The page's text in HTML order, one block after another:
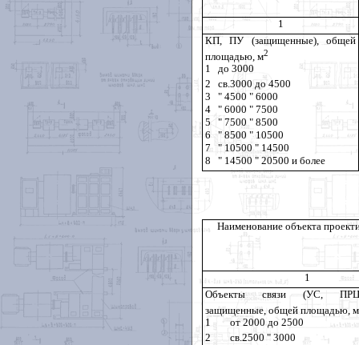
1
КП, ПУ (защищенные), общей
площадью, м2
1
до 3000
2
св.3000 до 4500
3
" 4500 " 6000
4
" 6000 " 7500
5
" 7500 " 8500
6
" 8500 " 10500
7
" 10500 " 14500
8
" 14500 " 20500 и более
Наименование объекта
1
Объекты связи (УС,
защищенные, общей площадью, м
1
от 2000 до 2500
2
св.2500 " 3000